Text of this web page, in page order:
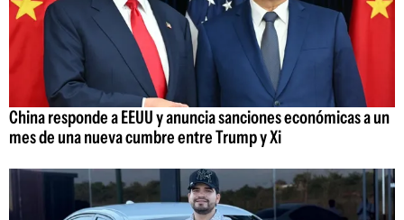
China responde a EEUU y anuncia sanciones económicas a un
mes de una nueva cumbre entre Trump y Xi